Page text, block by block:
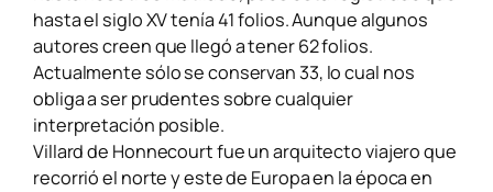
hasta el siglo XV tenía 41 folios. Aunque algunos
autores creen que llegó a tener 62 folios.
Actualmente sólo se conservan 33, lo cual nos
obliga a ser prudentes sobre cualquier
interpretación posible.
Villard de Honnecourt fue un arquitecto viajero que
recorrió el norte y este de Europa en la época en